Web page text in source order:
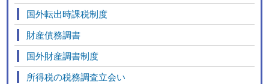
国外転出時課税制度
財産債務調書
国外財産調書制度
所得税の税務調査立会い